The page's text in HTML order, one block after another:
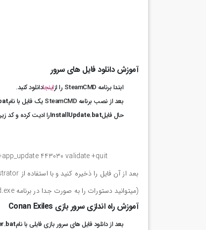
آموزش دانلود فایل های سرور
ابتدا برنامه SteamCMD را از اینجادانلود کنید.
بعد از نصب برنامه SteamCMD یک فایل با نام
حال فایلInstallUpdate.batرا ادیت کرده و کد
443030 validate +quit
(میتوانید دستورات را به صورت جدا در برنامه steamcmd.exe اجرا کنید).
آموزش راه اندازی سرور بازی Conan Exiles
بعد از دانلود فایل های سرور بازی فایلی با نام